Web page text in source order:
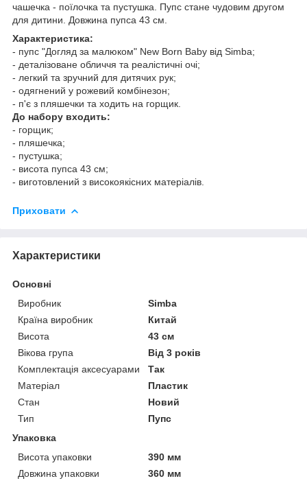
чашечка - поїлочка та пустушка. Пупс стане чудовим другом
для дитини. Довжина пупса 43 см.
Характеристика:
- пупс "Догляд за малюком" New Born Baby від Simba;
- деталізоване обличчя та реалістичні очі;
- легкий та зручний для дитячих рук;
- одягнений у рожевий комбінезон;
- п'є з пляшечки та ходить на горщик.
До набору входить:
- горщик;
- пляшечка;
- пустушка;
- висота пупса 43 см;
- виготовлений з високоякісних матеріалів.
Приховати
Характеристики
Основні
Виробник
Sіmba
Країна виробник
Китай
Висота
43 см
Вікова група
Від 3 років
Комплектація аксесуарами
Так
Матеріал
Пластик
Стан
Новий
Тип
Пупс
Упаковка
Висота упаковки
390 мм
Довжина упаковки
360 мм